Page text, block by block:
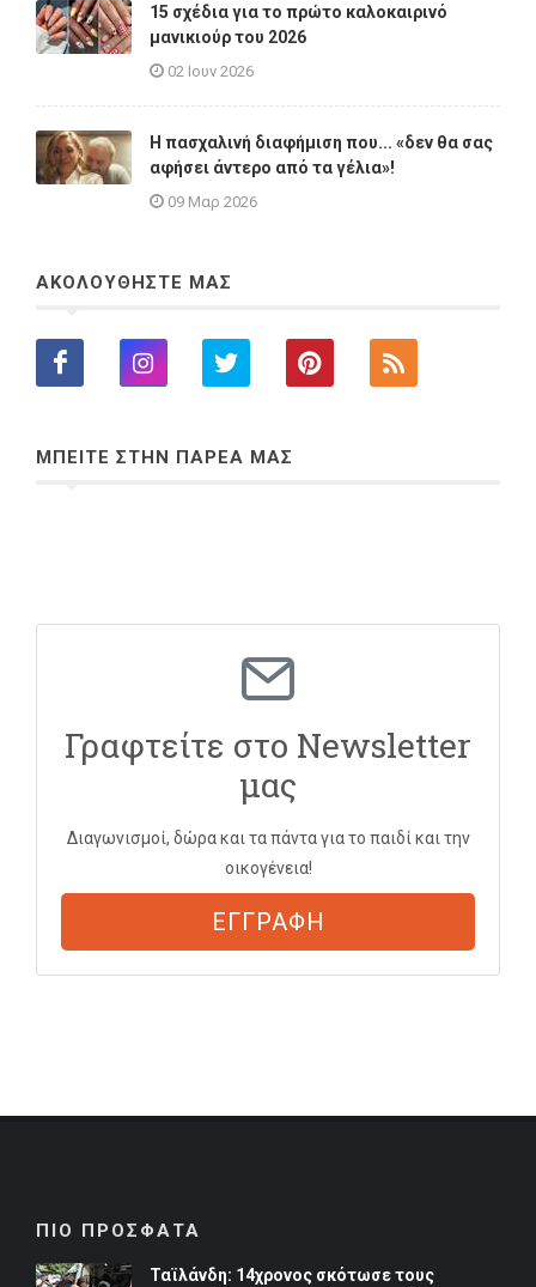
15 σχέδια για το πρώτο καλοκαιρινό
μανικιούρ του 2026
02 Ιουν 2026
Η πασχαλινή διαφήμιση που... «δεν θα σας
αφήσει άντερο από τα γέλια»!
09 Μαρ 2026
ΑΚΟΛΟΥΘΗΣΤΕ ΜΑΣ
ΜΠΕΙΤΕ ΣΤΗΝ ΠΑΡΕΑ ΜΑΣ
Γραφτείτε στο Newsletter
μας
Διαγωνισμοί, δώρα και τα πάντα για το παιδί και την
οικογένεια!
ΕΓΓΡΑΦΗ
ΠΙΟ ΠΡΟΣΦΑΤΑ
Ταϊλάνδη: 14χρονος σκότωσε τους